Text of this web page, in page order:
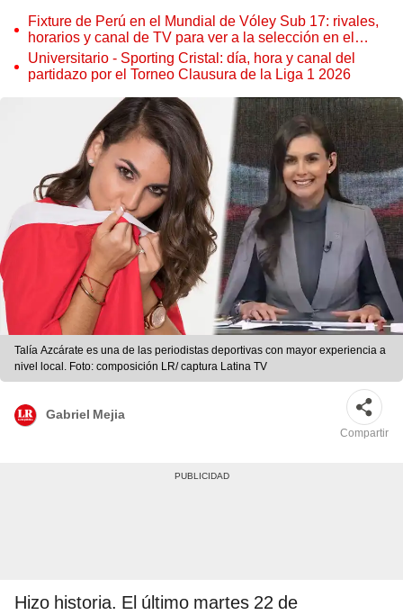
Fixture de Perú en el Mundial de Vóley Sub 17: rivales,
horarios y canal de TV para ver a la selección en el
torneo
Universitario - Sporting Cristal: día, hora y canal del
partidazo por el Torneo Clausura de la Liga 1 2026
Talía Azcárate es una de las periodistas deportivas con mayor experiencia a
nivel local. Foto: composición LR/ captura Latina TV
Gabriel Mejia
Compartir
Hizo historia. El último martes 22 de